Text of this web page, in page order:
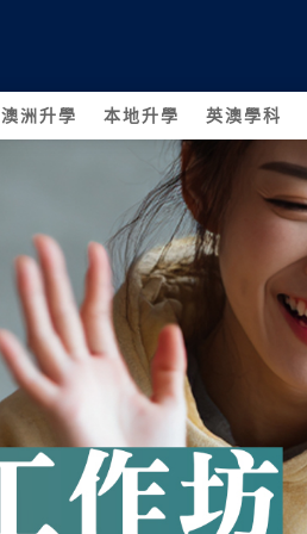
澳洲升學 本地升學 英澳學科